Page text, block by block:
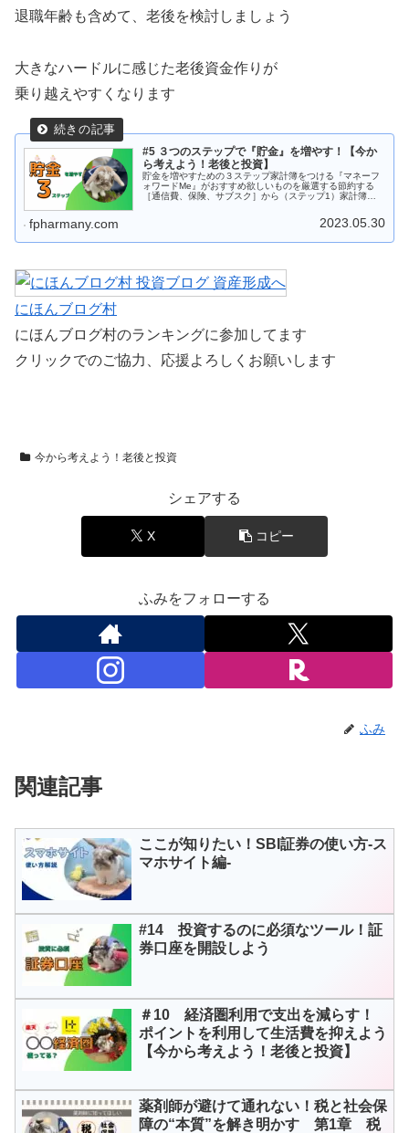
退職年齢も含めて、老後を検討しましょう
大きなハードルに感じた老後資金作りが
乗り越えやすくなります
#5 ３つのステップで『貯金』を増やす！【今か
ら考えよう！老後と投資】
貯金を増やすための３ステップ家計簿をつける『マネーフ
ォワードMe』がおすすめ欲しいものを厳選する節約する
［通信費、保険、サブスク］から（ステップ1）家計簿を
fpharmany.com 2023.05.30
にほんブログ村
にほんブログ村のランキングに参加してます
クリックでのご協力、応援よろしくお願いします
今から考えよう！老後と投資
シェアする
X コピー
ふみをフォローする
ふみ
関連記事
ここが知りたい！SBI証券の使い方-ス
マホサイト編-
#14 投資するのに必須なツール！証
券口座を開設しよう
＃10 経済圏利用で支出を減らす！
ポイントを利用して生活費を抑えよう
【今から考えよう！老後と投資】
薬剤師が避けて通れない！税と社会保
障の“本質”を解き明かす 第1章 税